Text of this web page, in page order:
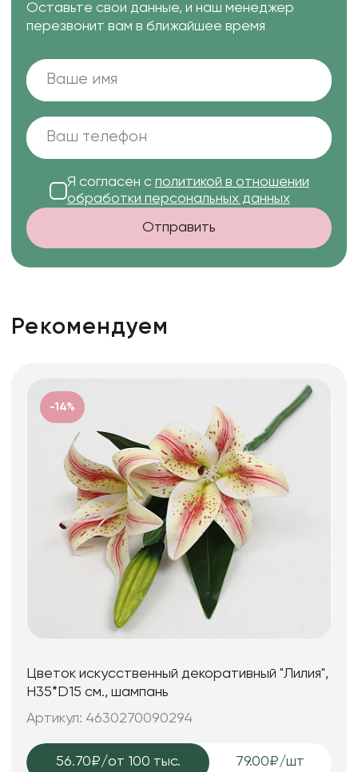
Оставьте свои данные, и наш менеджер
перезвонит вам в ближайшее время
Я согласен с политикой в отношении
обработки персональных данных
Отправить
Рекомендуем
-14%
Цветок искусственный декоративный "Лилия",
H35*D15 см., шампань
Артикул: 4630270090294
56.70₽/от 100 тыс. 79.00₽/шт